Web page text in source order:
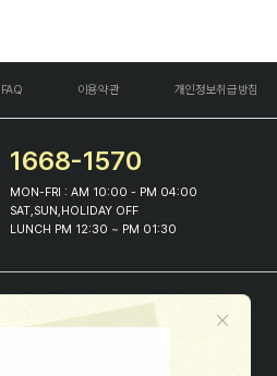
FAQ 이용약관 개인정보취급방침
1668-1570
MON-FRI : AM 10:00 - PM 04:00
SAT,SUN,HOLIDAY OFF
LUNCH PM 12:30 ~ PM 01:30